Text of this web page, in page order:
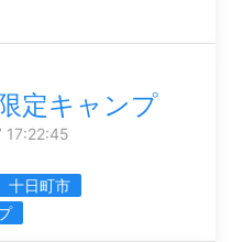
定キャンプ
17:22:45
十日町市